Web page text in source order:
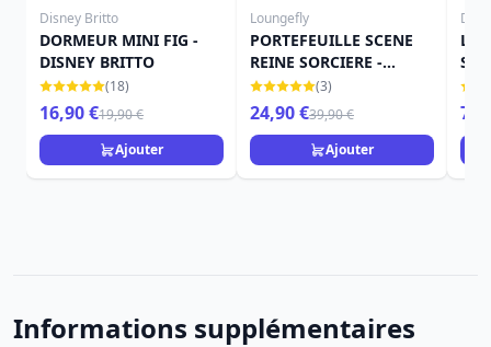
Disney Britto
DORMEUR MINI FIG -
DISNEY BRITTO
(18)
16,90 €19,90 €
Ajouter
Loungefly
PORTEFEUILLE SCENE
REINE SORCIERE -
DISNEY LOUNGEFLY
(3)
24,90 €39,90 €
Ajouter
LA
Informations supplémentaires